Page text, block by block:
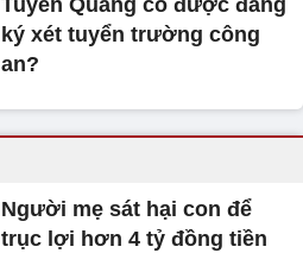
Tuyên Quang có được đăng
ký xét tuyển trường công
an?
Người mẹ sát hại con để
trục lợi hơn 4 tỷ đồng tiền